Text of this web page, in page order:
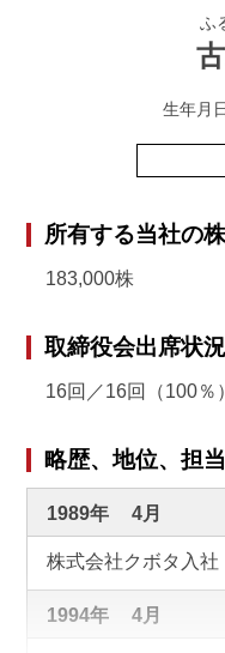
株式会社ワイズ・
当社代表取締役会
2025年 6月
株式会社ワイズ・コ
ふ
生年月
所有する当社の
183,000株
取締役会出席状況
16回／16回（100％）
略歴、地位、担
1989年 4月
株式会社クボタ入社
1994年 4月